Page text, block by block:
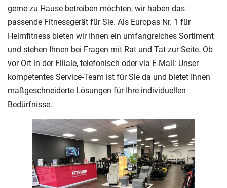
gerne zu Hause betreiben möchten, wir haben das
passende Fitnessgerät für Sie. Als Europas Nr. 1 für
Heimfitness bieten wir Ihnen ein umfangreiches Sortiment
und stehen Ihnen bei Fragen mit Rat und Tat zur Seite. Ob
vor Ort in der Filiale, telefonisch oder via E-Mail: Unser
kompetentes Service-Team ist für Sie da und bietet Ihnen
maßgeschneiderte Lösungen für Ihre individuellen
Bedürfnisse.
Previous